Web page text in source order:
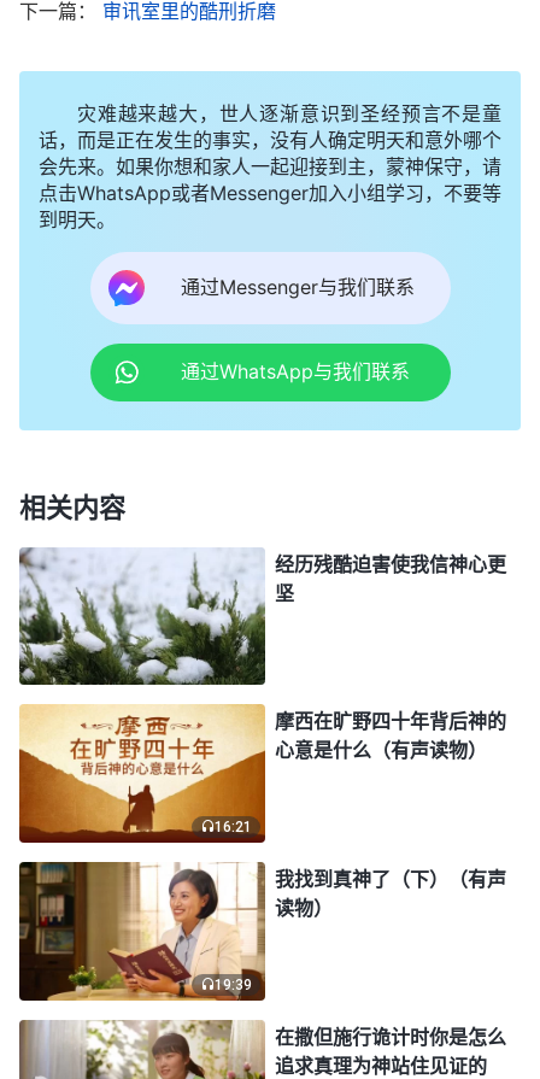
到我一说完，这伙警察骂了我一句就不再审我了。
警察折磨了我大半夜，停审时天也亮了，他们让
我签字，说要拘留我。之后，一个年老的警察假装慈
祥地对我说：“你看你小小年纪，正是花样年华，你
想上学我帮你联系学校，想上班也行，我可以给你找
个工作。你有什么难处尽管跟我说，你看你的脸肿得
像面包一样，这又是何苦呢？你还是赶紧把你知道的
交代清楚，我保证让他们把你给放了。”听他这样
说，开始还觉得他挺好的，还关心我，后来他让我交
代教会信息，我这才意识到他是在套我的话，这是撒
但的诡计，就对他说：“你别在这儿装好人，你们都
这叫滥用私刑！”他一听，马上辩解说：“我可一下都
没有打你，是他们打的。”感谢神的带领，我又一次
胜过了撒但的试探。
从县公安局出来后，我就被他们直接押进了看守
所。一进大门就看见高高的围墙上布满了电网，四个
角上都有像炮楼似的小屋，武警持枪在那里把守着，
让人感觉阴森恐怖。走过一道又一道的铁门，我来到
了号房，看到冷冰冰的大炕上有几个用麻布套的破褥
子，又黑又脏还散发着浓浓的异味，我不由得泛起一
阵阵恶心。吃饭的时候，每个犯人只分到一个小馒
头，酸酸的还半生不熟。虽然我被警察折磨了半宿，
一直没有吃东西了，但看到这样的饭食我实在没有胃
口，再加上脸被警察打肿了，紧绷绷的像是贴了胶
带，连张口说话都疼，更别说吃饭了。我很烦闷、很
委屈，想到自己以后就要在这里过这种非人的生活，
下一篇： 审讯室里的酷刑折磨
灾难越来越大，世人逐渐意识到圣经预言不是童
话，而是正在发生的事实，没有人确定明天和意外哪个
会先来。如果你想和家人一起迎接到主，蒙神保守，请
点击WhatsApp或者Messenger加入小组学习，不要等
到明天。
通过Messenger与我们联系
通过WhatsApp与我们联系
相关内容
经历残酷迫害使我信神心更
坚
16:21
摩西在旷野四十年背后神的
心意是什么（有声读物）
19:39
我找到真神了（下）（有声
读物）
在撒但施行诡计时你是怎么
追求真理为神站住见证的